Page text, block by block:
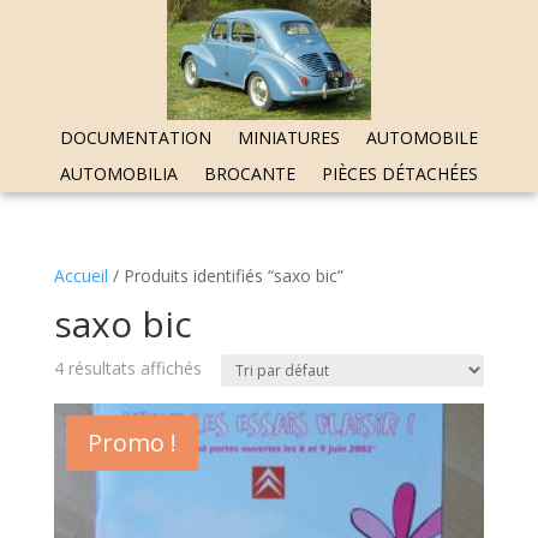
DOCUMENTATION MINIATURES
AUTOMOBILE
AUTOMOBILIA
BROCANTE PIÈCES DÉTACHÉES
Accueil / Produits identifiés “saxo bic”
saxo bic
4 résultats affichés
Promo !